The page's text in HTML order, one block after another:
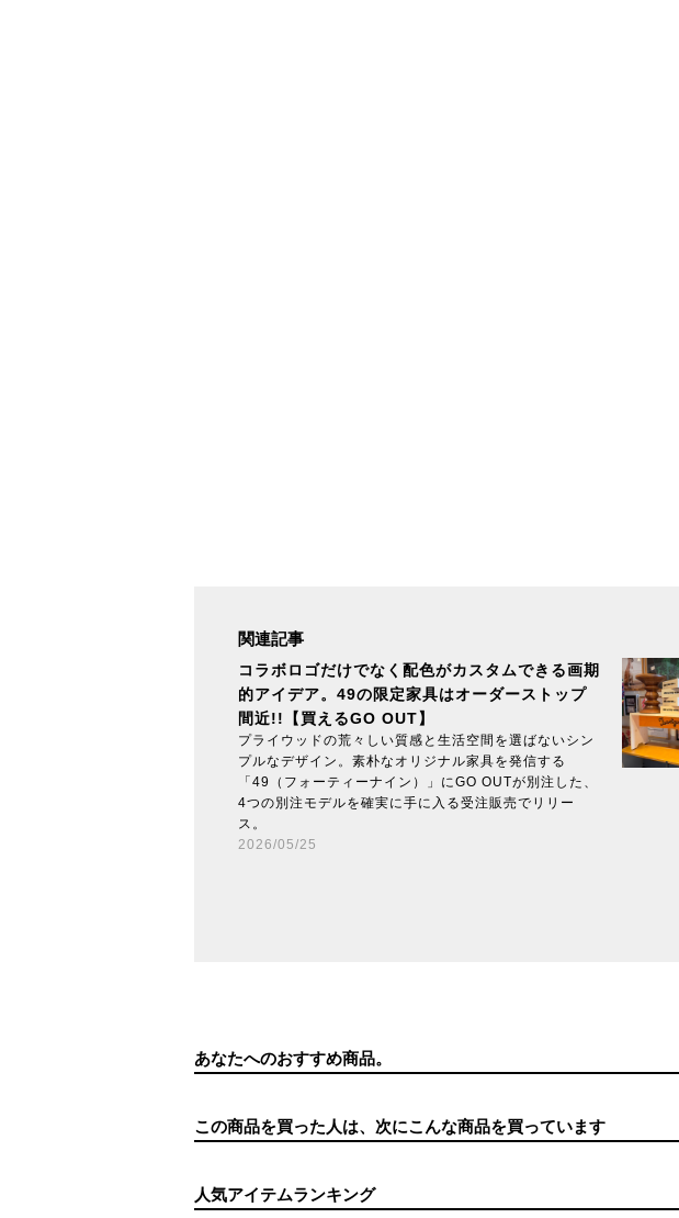
関連記事
コラボロゴだけでなく配色がカスタムできる画期
的アイデア。49の限定家具はオーダーストップ
間近!!【買えるGO OUT】
プライウッドの荒々しい質感と生活空間を選ばないシン
プルなデザイン。素朴なオリジナル家具を発信する
「49（フォーティーナイン）」にGO OUTが別注した、
4つの別注モデルを確実に手に入る受注販売でリリー
ス。
2026/05/25
あなたへのおすすめ商品。
この商品を買った人は、次にこんな商品を買っています
人気アイテムランキング